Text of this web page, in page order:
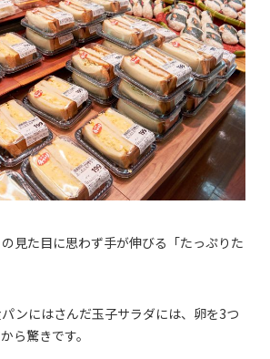
見た目に思わず手が伸びる「たっぷりた
ンにはさんだ玉子サラダには、卵を3つ
ら驚きです。